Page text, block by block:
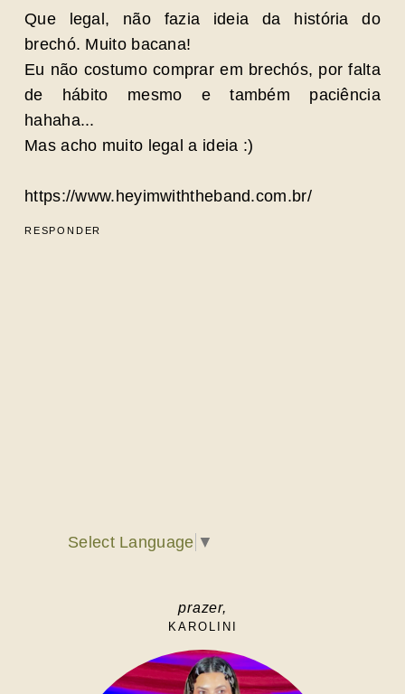
Que legal, não fazia ideia da história do
brechó. Muito bacana!
Eu não costumo comprar em brechós, por falta
de hábito mesmo e também paciência
hahaha...
Mas acho muito legal a ideia :)
https://www.heyimwiththeband.com.br/
RESPONDER
Select Language ▼
prazer,
KAROLINI